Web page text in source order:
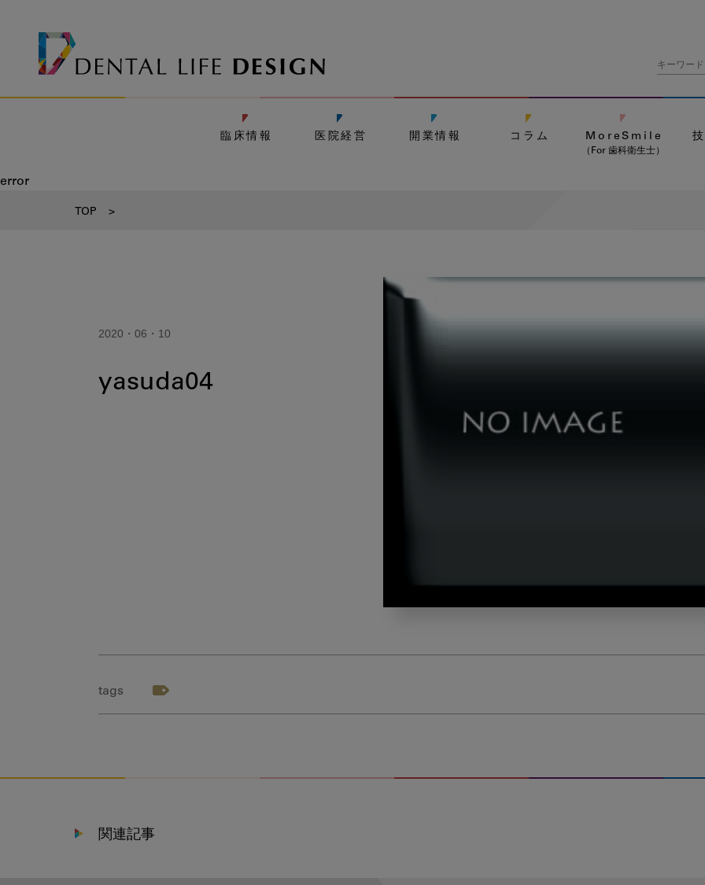
臨床情報 医院経営 開業情報 コラム MoreSmile
（For 歯科衛生士）
error
TOP >
2020・06・10
yasuda04
tags
関連記事